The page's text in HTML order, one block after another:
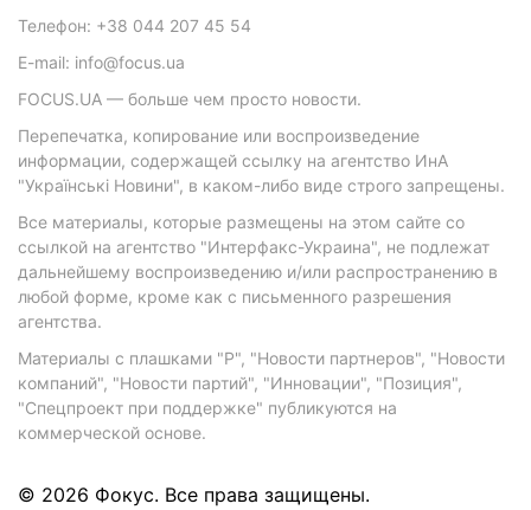
Телефон: +38 044 207 45 54
E-mail: info@focus.ua
FOCUS.UA — больше чем просто новости.
Перепечатка, копирование или воспроизведение
информации, содержащей ссылку на агентство ИнА
"Українські Новини", в каком-либо виде строго запрещены.
Все материалы, которые размещены на этом сайте со
ссылкой на агентство "Интерфакс-Украина", не подлежат
дальнейшему воспроизведению и/или распространению в
любой форме, кроме как с письменного разрешения
агентства.
Материалы с плашками "Р", "Новости партнеров", "Новости
компаний", "Новости партий", "Инновации", "Позиция",
"Спецпроект при поддержке" публикуются на
коммерческой основе.
© 2026 Фокус. Все права защищены.